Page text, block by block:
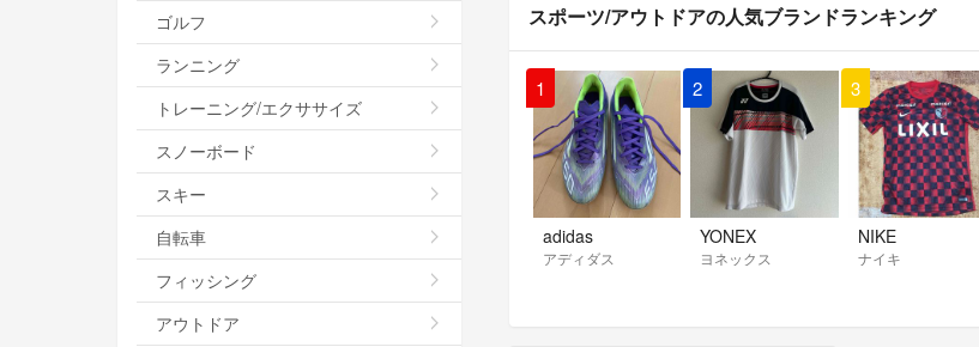
スポーツ/アウトドアの人気ブランドランキング
1
adidas
アディダス
2
YONEX
ヨネックス
3
NIKE
ナイキ
ゴルフ
ランニング
トレーニング/エクササイズ
スノーボード
スキー
自転車
フィッシング
アウトドア